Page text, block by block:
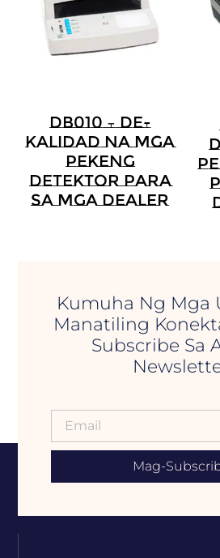
DB010 – De-
Kalidad Na Mga
Pekeng
Detektor Para
Sa Mga Dealer
Kumuha Ng Mga
Manatiling
Subscribe Sa
Mag-